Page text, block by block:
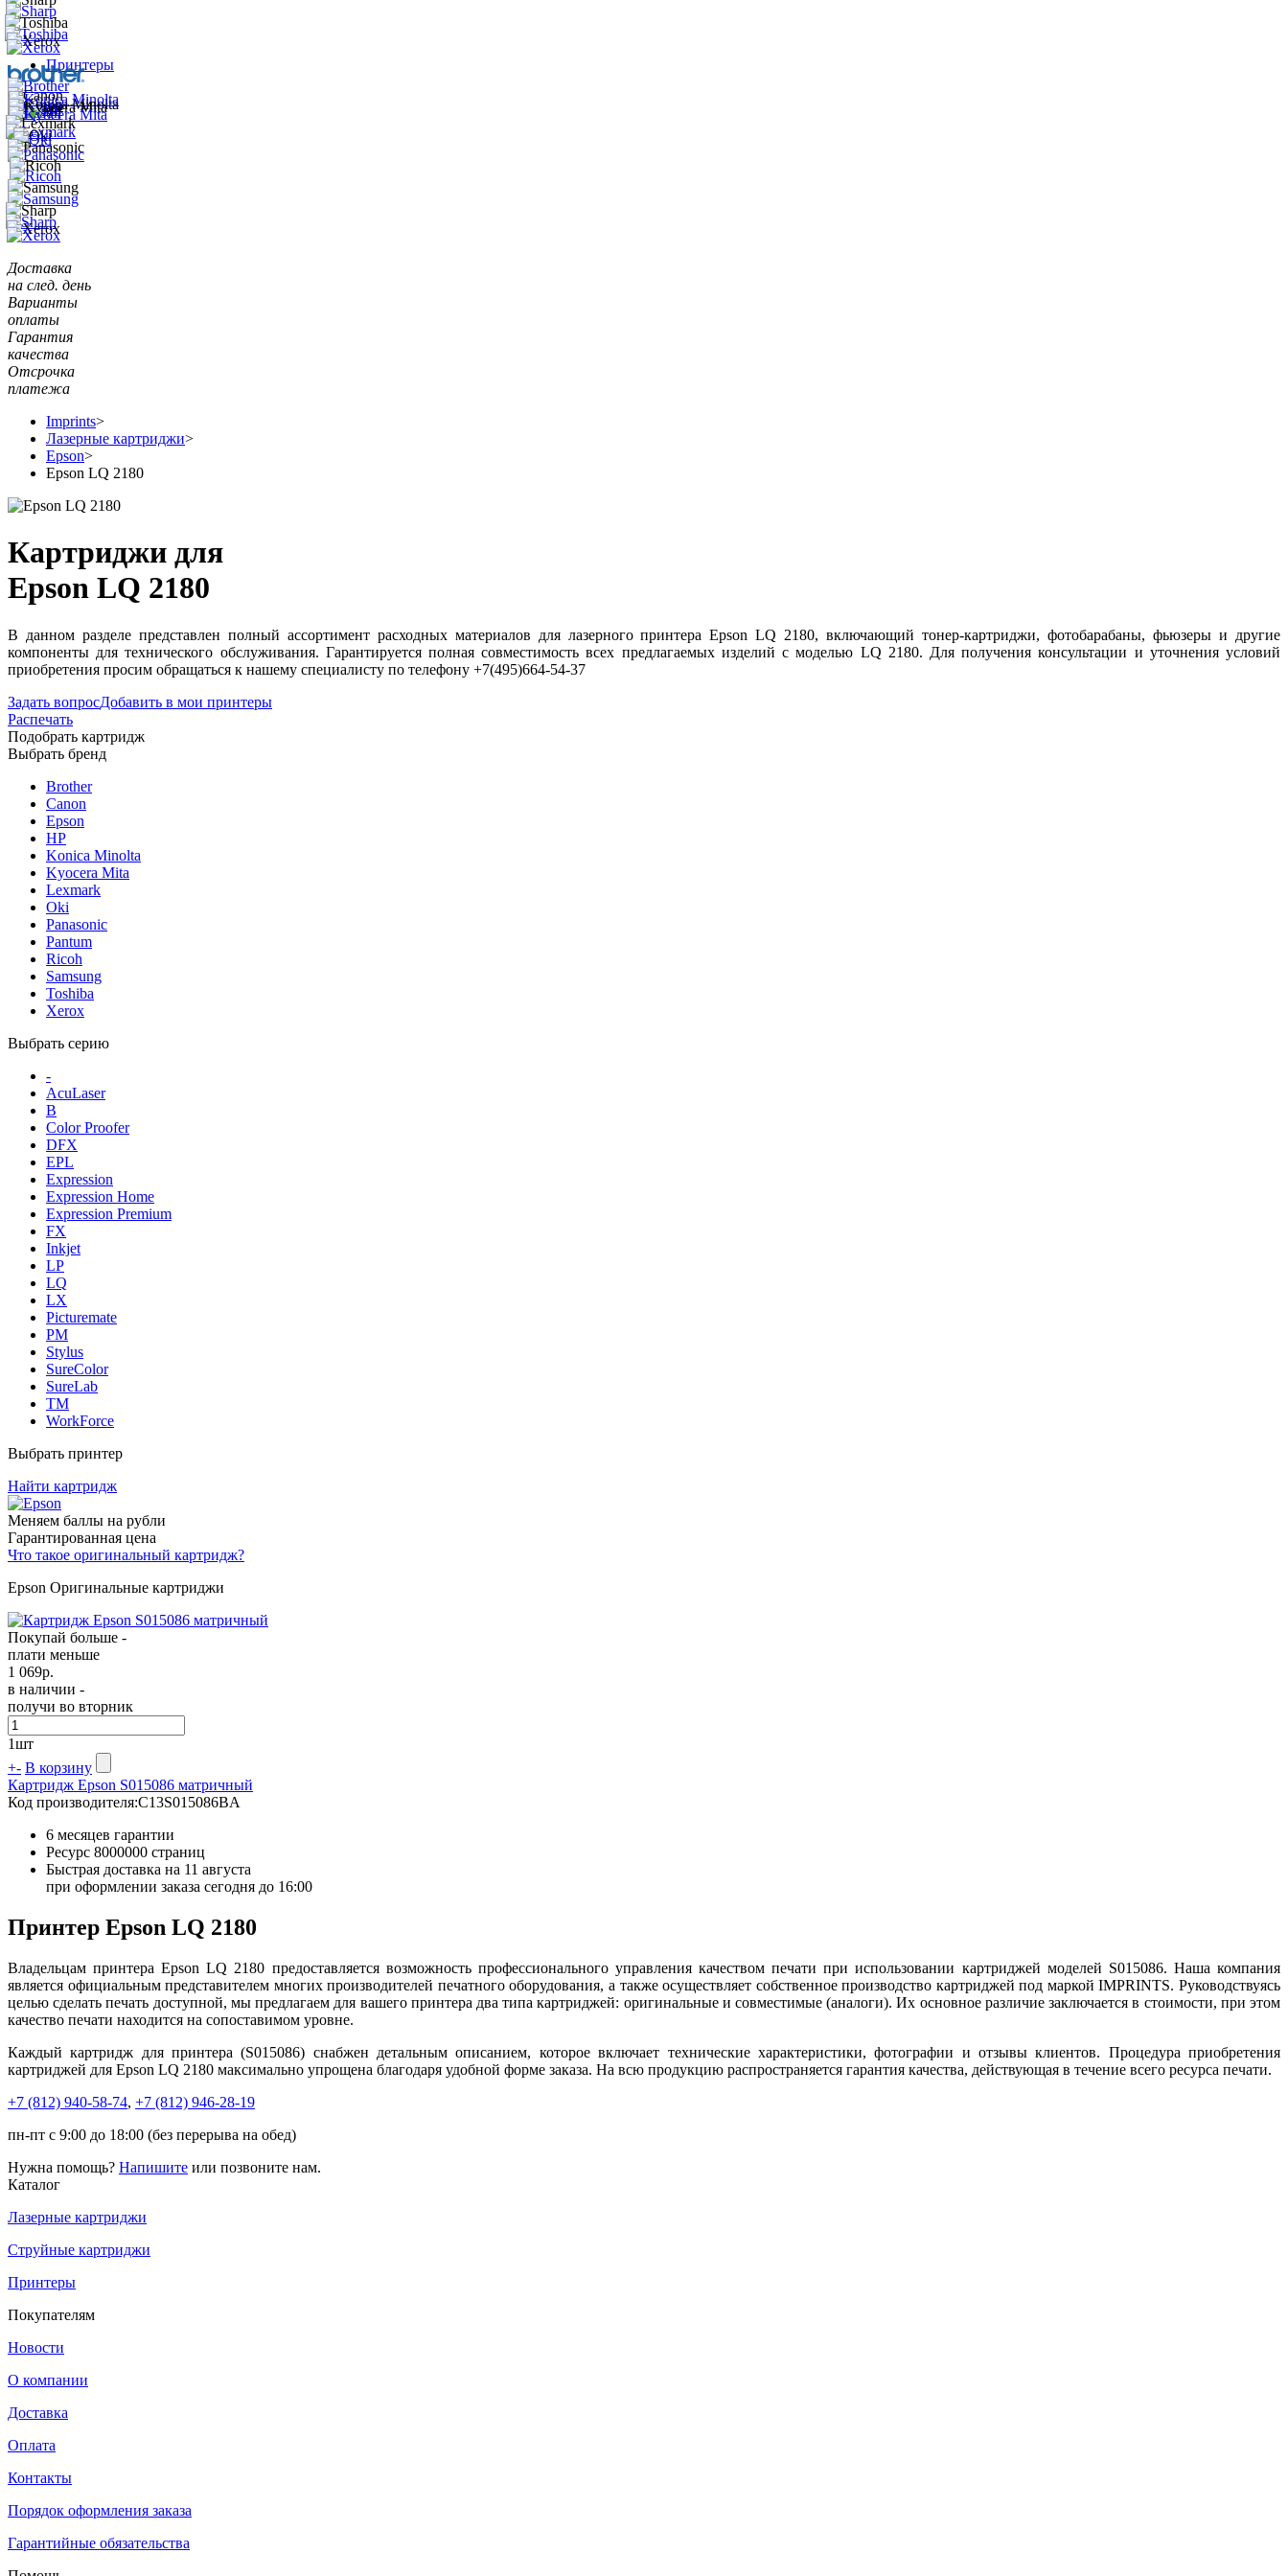
Принтеры
Доставка
на след. день
Варианты
оплаты
Гарантия
качества
Отсрочка
платежа
Imprints>
Лазерные картриджи>
Epson>
Epson LQ 2180
Картриджи для
Epson LQ 2180
В данном разделе представлен полный ассортимент расходных материалов для лазерного принтера Epson LQ 2180, включающий тонер-картриджи, фотобарабаны, фьюзеры и другие
компоненты для технического обслуживания. Гарантируется полная совместимость всех предлагаемых изделий с моделью LQ 2180. Для получения консультации и уточнения условий
приобретения просим обращаться к нашему специалисту по телефону +7(495)664-54-37
Задать вопросДобавить в мои принтеры
Распечать
Подобрать картридж
Выбрать бренд
Brother
Canon
Epson
HP
Konica Minolta
Kyocera Mita
Lexmark
Oki
Panasonic
Pantum
Ricoh
Samsung
Toshiba
Xerox
Выбрать серию
-
AcuLaser
B
Color Proofer
DFX
EPL
Expression
Expression Home
Expression Premium
FX
Inkjet
LP
LQ
LX
Picturemate
PM
Stylus
SureColor
SureLab
TM
WorkForce
Выбрать принтер
Найти картридж
Меняем баллы на рубли
Гарантированная цена
Что такое оригинальный картридж?
Epson Оригинальные картриджи
Покупай больше -
плати меньше
1 069р.
в наличии -
получи во вторник
1шт
+- В корзину
Картридж Epson S015086 матричный
Код производителя:C13S015086BA
6 месяцев гарантии
Ресурс 8000000 страниц
Быстрая доставка на 11 августа
при оформлении заказа сегодня до 16:00
Принтер Epson LQ 2180
Владельцам принтера Epson LQ 2180 предоставляется возможность профессионального управления качеством печати при использовании картриджей моделей S015086. Наша компания
является официальным представителем многих производителей печатного оборудования, а также осуществляет собственное производство картриджей под маркой IMPRINTS. Руководствуясь
целью сделать печать доступной, мы предлагаем для вашего принтера два типа картриджей: оригинальные и совместимые (аналоги). Их основное различие заключается в стоимости, при этом
качество печати находится на сопоставимом уровне.
Каждый картридж для принтера (S015086) снабжен детальным описанием, которое включает технические характеристики, фотографии и отзывы клиентов. Процедура приобретения
картриджей для Epson LQ 2180 максимально упрощена благодаря удобной форме заказа. На всю продукцию распространяется гарантия качества, действующая в течение всего ресурса печати.
+7 (812) 940-58-74, +7 (812) 946-28-19
пн-пт с 9:00 до 18:00 (без перерыва на обед)
Нужна помощь? Напишите или позвоните нам.
Каталог
Лазерные картриджи
Струйные картриджи
Принтеры
Покупателям
Новости
О компании
Доставка
Оплата
Контакты
Порядок оформления заказа
Гарантийные обязательства